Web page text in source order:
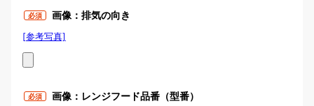
必須 画像：排気の向き
[参考写真]
必須 画像：レンジフード品番（型番）